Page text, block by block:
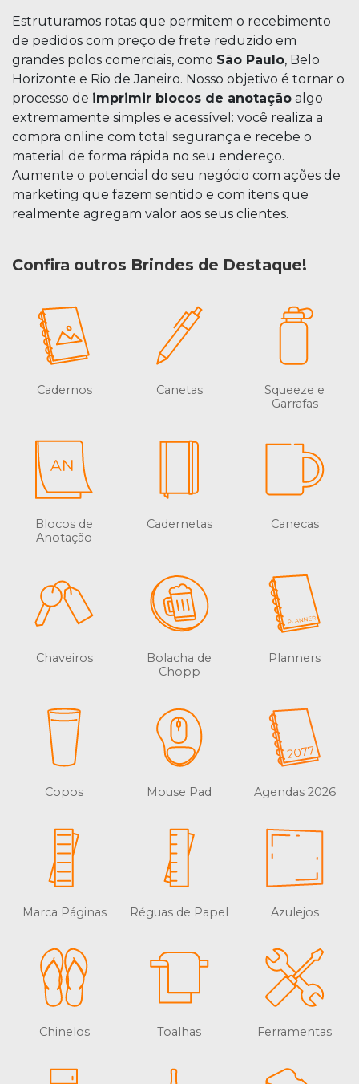
Estruturamos rotas que permitem o recebimento
de pedidos com preço de frete reduzido em
grandes polos comerciais, como São Paulo, Belo
Horizonte e Rio de Janeiro. Nosso objetivo é tornar o
processo de imprimir blocos de anotação algo
extremamente simples e acessível: você realiza a
compra online com total segurança e recebe o
material de forma rápida no seu endereço.
Aumente o potencial do seu negócio com ações de
marketing que fazem sentido e com itens que
realmente agregam valor aos seus clientes.
Confira outros Brindes de Destaque!
Cadernos Canetas
Squeeze e
Garrafas
Blocos de
Anotação
Cadernetas Canecas
Chaveiros
Bolacha de
Chopp
Planners
Copos Mouse Pad Agendas 2026
Marca Páginas Réguas de Papel Azulejos
Chinelos Toalhas Ferramentas